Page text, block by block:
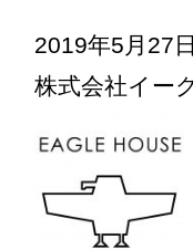
2019年5月27
株式会社イー